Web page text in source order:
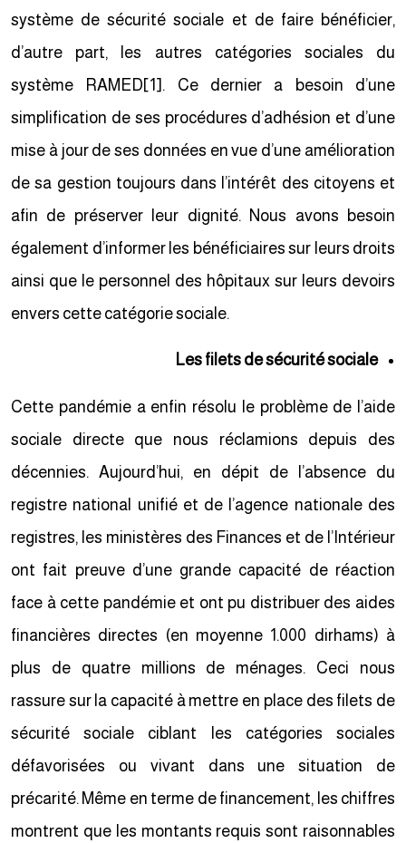
système de sécurité sociale et de faire bénéficier,
d’autre part, les autres catégories sociales du
système RAMED[1] . Ce dernier a besoin d’une
simplification de ses procédures d’adhésion et d’une
mise à jour de ses données en vue d’une amélioration
de sa gestion toujours dans l’intérêt des citoyens et
afin de préserver leur dignité. Nous avons besoin
également d’informer les bénéficiaires sur leurs droits
ainsi que le personnel des hôpitaux sur leurs devoirs
envers cette catégorie sociale.
Les filets de sécurité sociale
Cette pandémie a enfin résolu le problème de l’aide
sociale directe que nous réclamions depuis des
décennies. Aujourd’hui, en dépit de l’absence du
registre national unifié et de l’agence nationale des
registres, les ministères des Finances et de l’Intérieur
ont fait preuve d’une grande capacité de réaction
face à cette pandémie et ont pu distribuer des aides
financières directes (en moyenne 1.000 dirhams) à
plus de quatre millions de ménages. Ceci nous
rassure sur la capacité à mettre en place des filets de
sécurité sociale ciblant les catégories sociales
défavorisées ou vivant dans une situation de
précarité. Même en terme de financement, les chiffres
montrent que les montants requis sont raisonnables